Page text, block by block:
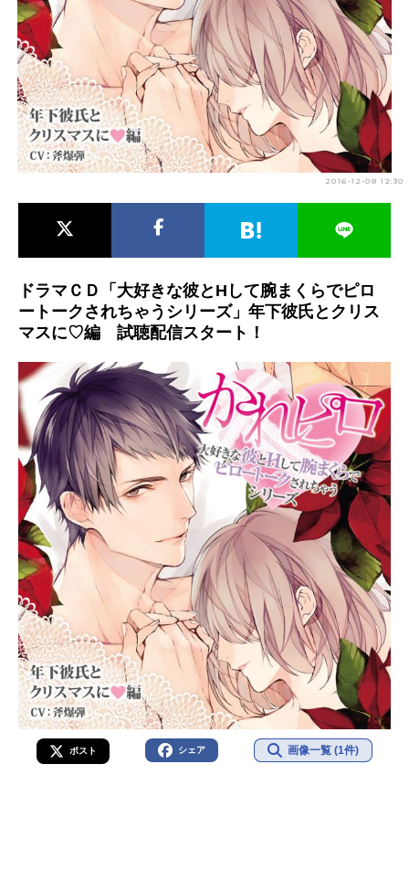
今期アニメ曜日別一覧
春アニメ 夏アニメ
秋アニメ 冬アニメ
男性声優/女性声優一覧
FOLLOW US 2016-12-08 12:30
ドラマＣＤ「大好きな彼とHして腕まくらでピロ
ートークされちゃうシリーズ」年下彼氏とクリス
マスに♡編 試聴配信スタート！
ポスト シェア 画像一覧 (1件)